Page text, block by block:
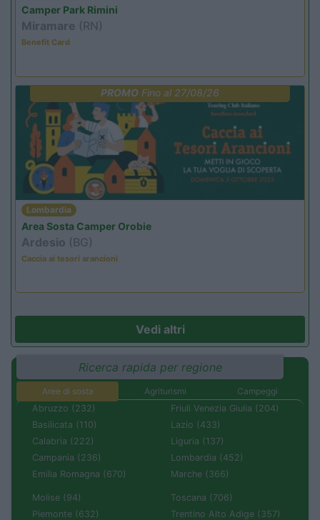
Camper Park Rimini
Miramare (RN)
Benefit Card
PROMOFino al 27/08/26
Lombardia
Area Sosta Camper Orobie
Ardesio (BG)
Caccia ai tesori arancioni
Vedi altri
Ricerca rapida per regione
Aree di sosta Agriturismi
Campeggi
Abruzzo (232)
Basilicata (110)
Calabria (222)
Campania (236)
Emilia Romagna (670)
Friuli Venezia Giulia (204)
Lazio (433)
Liguria (137)
Lombardia (452)
Marche (366)
Molise (94)
Piemonte (632)
Toscana (706)
Trentino Alto Adige (357)